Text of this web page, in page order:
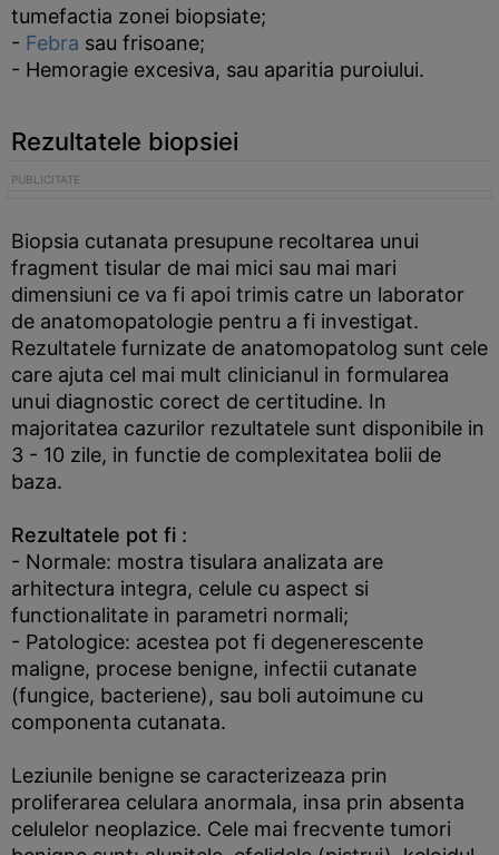
tumefactia zonei biopsiate;
- Febra sau frisoane;
- Hemoragie excesiva, sau aparitia puroiului.
Rezultatele biopsiei
Biopsia cutanata presupune recoltarea unui
fragment tisular de mai mici sau mai mari
dimensiuni ce va fi apoi trimis catre un laborator
de anatomopatologie pentru a fi investigat.
Rezultatele furnizate de anatomopatolog sunt cele
care ajuta cel mai mult clinicianul in formularea
unui diagnostic corect de certitudine. In
majoritatea cazurilor rezultatele sunt disponibile in
3 - 10 zile, in functie de complexitatea bolii de
baza.
Rezultatele pot fi :
- Normale: mostra tisulara analizata are
arhitectura integra, celule cu aspect si
functionalitate in parametri normali;
- Patologice: acestea pot fi degenerescente
maligne, procese benigne, infectii cutanate
(fungice, bacteriene), sau boli autoimune cu
componenta cutanata.
Leziunile benigne se caracterizeaza prin
proliferarea celulara anormala, insa prin absenta
celulelor neoplazice. Cele mai frecvente tumori